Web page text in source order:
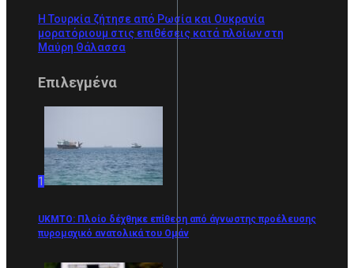
Η Τουρκία ζήτησε από Ρωσία και Ουκρανία
μορατόριουμ στις επιθέσεις κατά πλοίων στη
Μαύρη Θάλασσα
Επιλεγμένα
1
UKMTO: Πλοίο δέχθηκε επίθεση από άγνωστης προέλευσης
πυρομαχικό ανατολικά του Ομάν